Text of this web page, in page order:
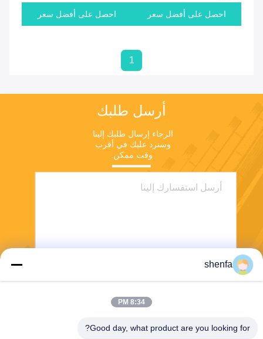
احصل على أفضل سعر احصل على أفضل سعر
1
أرسل طلبك
وقت ممكن.
shenfa
8:34 PM
Good day, what product are you looking for?